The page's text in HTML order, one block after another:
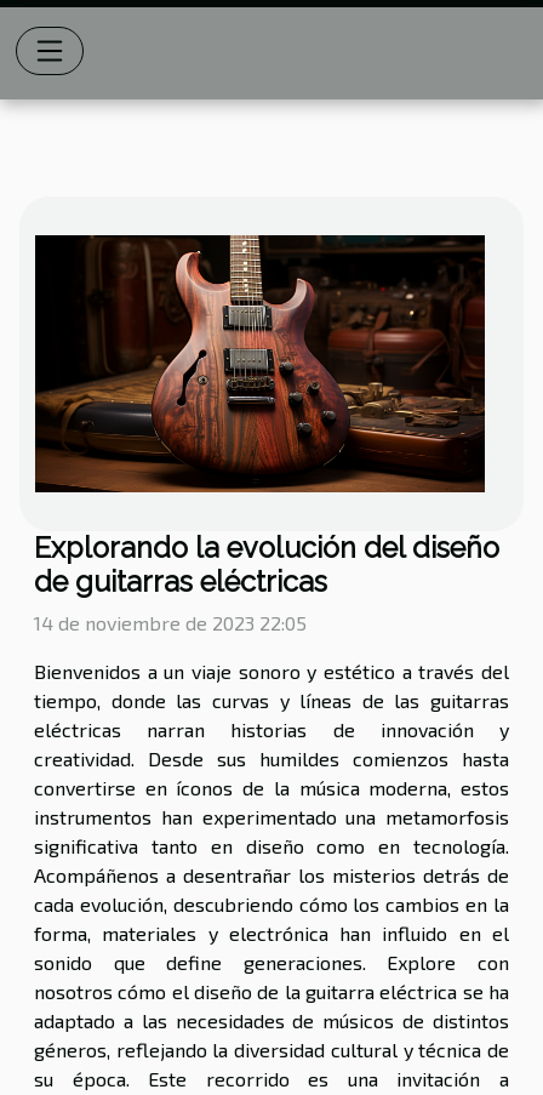
Explorando la evolución del diseño
de guitarras eléctricas
14 de noviembre de 2023 22:05
Bienvenidos a un viaje sonoro y estético a través del
tiempo, donde las curvas y líneas de las guitarras
eléctricas narran historias de innovación y
creatividad. Desde sus humildes comienzos hasta
convertirse en íconos de la música moderna, estos
instrumentos han experimentado una metamorfosis
significativa tanto en diseño como en tecnología.
Acompáñenos a desentrañar los misterios detrás de
cada evolución, descubriendo cómo los cambios en la
forma, materiales y electrónica han influido en el
sonido que define generaciones. Explore con
nosotros cómo el diseño de la guitarra eléctrica se ha
adaptado a las necesidades de músicos de distintos
géneros, reflejando la diversidad cultural y técnica de
su época. Este recorrido es una invitación a